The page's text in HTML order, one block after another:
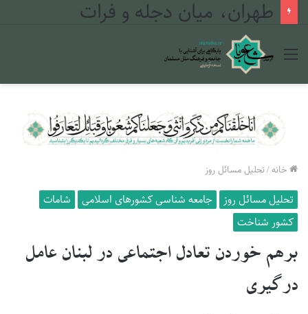
طهران، میان دجله و فرات
منو
خانه/تحلیل مسائل روز
تحلیل مسائل روز جامعه شناسی کشورهای اسلامی
شامات
کشور شناخت
برهم خوردن تعادل اجتماعی در لبنان عامل
درگیری